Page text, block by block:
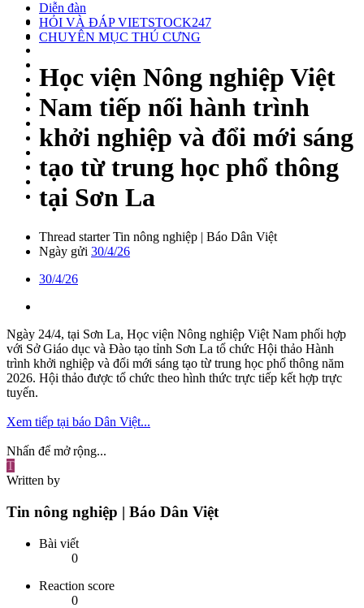
Diễn đàn
HỎI VÀ ĐÁP VIETSTOCK247
CHUYÊN MỤC THÚ CƯNG
Học viện Nông nghiệp Việt
Nam tiếp nối hành trình
khởi nghiệp và đổi mới sáng
tạo từ trung học phổ thông
tại Sơn La
Thread starter Tin nông nghiệp | Báo Dân Việt
Ngày gửi 30/4/26
30/4/26
Ngày 24/4, tại Sơn La, Học viện Nông nghiệp Việt Nam phối hợp
với Sở Giáo dục và Đào tạo tỉnh Sơn La tổ chức Hội thảo Hành
trình khởi nghiệp và đổi mới sáng tạo từ trung học phổ thông năm
2026. Hội thảo được tổ chức theo hình thức trực tiếp kết hợp trực
tuyến.
Xem tiếp tại báo Dân Việt...
Nhấn để mở rộng...
T
Written by
Tin nông nghiệp | Báo Dân Việt
Bài viết
0
Reaction score
0